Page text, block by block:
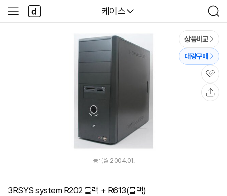
다나와
케이스
검
색
사
이
다
나
와
상품비교
대량구매
관
심
등록월 2004.01.
3RSYS system R202 블랙 + R613(블랙)